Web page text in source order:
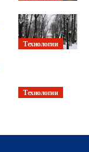
Технологии
Технологии